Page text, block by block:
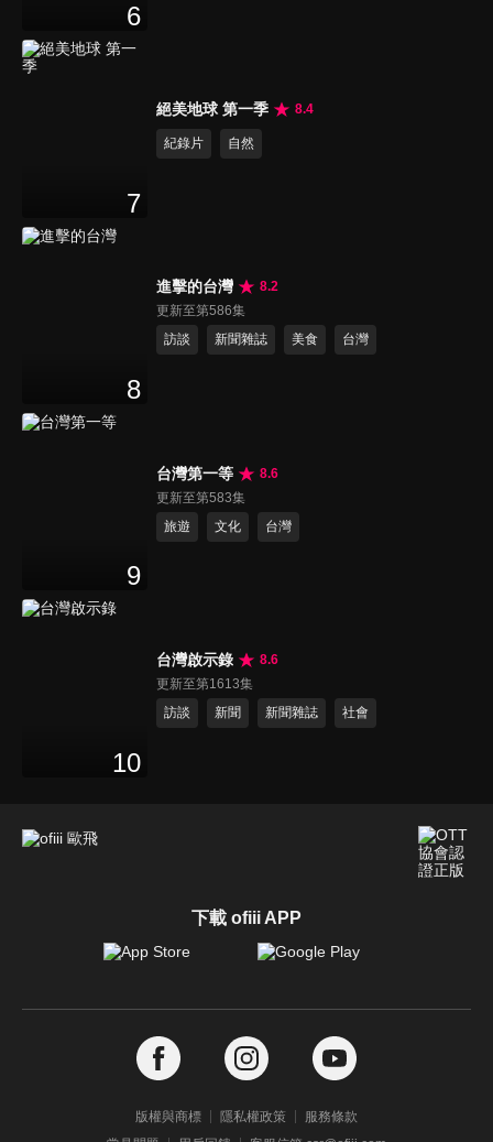
6
7
絕美地球 第一季 8.4
紀錄片 自然
8
進擊的台灣
8.2
更新至第586集
訪談
新聞雜誌 美食 台灣
9
台灣第一等
8.6
更新至第583集
旅遊
文化 台灣
10
台灣啟示錄
8.6
更新至第1613集
訪談
新聞 新聞雜誌 社會
下載 ofiii APP
版權與商標 隱私權政策
服務條款